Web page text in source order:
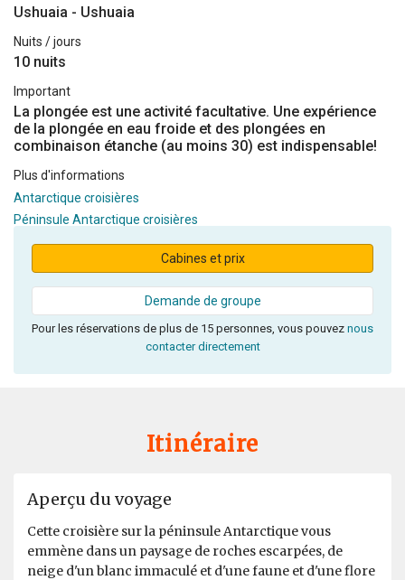
Ushuaia - Ushuaia
Nuits / jours
10 nuits
Important
La plongée est une activité facultative. Une expérience
de la plongée en eau froide et des plongées en
combinaison étanche (au moins 30) est indispensable!
Plus d'informations
Antarctique croisières
Péninsule Antarctique croisières
Cabines et prix
Demande de groupe
Pour les réservations de plus de 15 personnes, vous pouvez nous
contacter directement
Itinéraire
Aperçu du voyage
Cette croisière sur la péninsule Antarctique vous
emmène dans un paysage de roches escarpées, de
neige d'un blanc immaculé et d'une faune et d'une flore